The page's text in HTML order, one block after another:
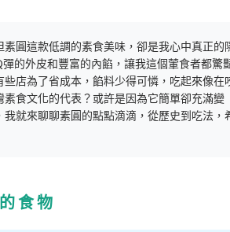
圓這款低調的素食美味，卻是我心中真正的
的外皮和豐富的內餡，讓我這個葷食者都驚
店為了省成本，餡料少得可憐，吃起來像在
食文化的代表？或許是因為它簡單卻充滿變
就來聊聊素圓的點點滴滴，從歷史到吃法，
食物